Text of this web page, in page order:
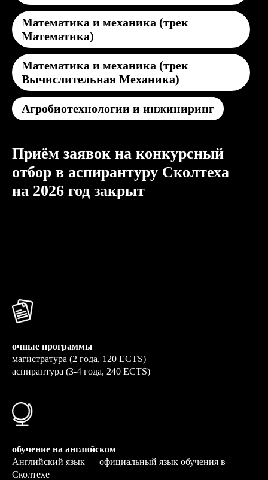
Математика и механика (трек
Математика)
Математика и механика (трек
Вычислительная Механика)
Агробиотехнологии и инжиниринг
Приём заявок на конкурсный
отбор в аспирантуру Сколтеха
на 2026 год закрыт
очные программы
магистратура (2 года, 120 ECTS)
аспирантура (3-4 года, 240 ECTS)
обучение на английском
Английский язык — официальный язык обучения в
Сколтехе